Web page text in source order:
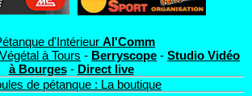
d'Intérieur Al'Comm
à Tours - Berryscope - Studio Vidéo
à Bourges- Direct live
de pétanque : La boutique